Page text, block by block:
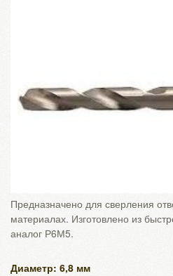
Предназначено для сверления
материалах. Изготовлено из
аналог Р6М5.
Диаметр: 6,8 мм